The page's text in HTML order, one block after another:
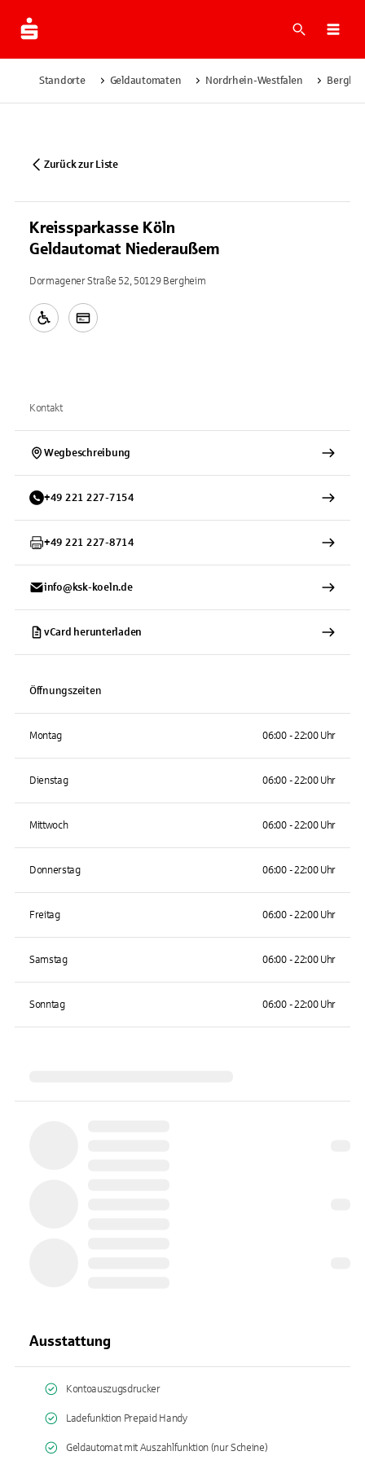
Suche
Standorte Geldautomaten Nordrhein-Westfalen
Zurück zur Liste
Kreissparkasse Köln
Geldautomat Niederaußem
Dormagener Straße 52, 50129 Bergheim
Kontakt
Wegbeschreibung
+49 221 227-7154
+49 221 227-8714
info@ksk-koeln.de
vCard herunterladen
Öffnungszeiten
Montag 06:00 - 22:00 Uhr
Dienstag 06:00 - 22:00 Uhr
Mittwoch 06:00 - 22:00 Uhr
Donnerstag 06:00 - 22:00 Uhr
Freitag 06:00 - 22:00 Uhr
Samstag 06:00 - 22:00 Uhr
Sonntag 06:00 - 22:00 Uhr
Ausstattung
Kontoauszugsdrucker
Ladefunktion Prepaid Handy
Geldautomat mit Auszahlfunktion (nur Scheine)